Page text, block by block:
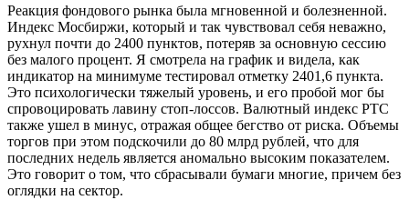
Реакция фондового рынка была мгновенной и болезненной.
Индекс Мосбиржи, который и так чувствовал себя неважно,
рухнул почти до 2400 пунктов, потеряв за основную сессию
без малого процент. Я смотрела на график и видела, как
индикатор на минимуме тестировал отметку 2401,6 пункта.
Это психологически тяжелый уровень, и его пробой мог бы
спровоцировать лавину стоп-лоссов. Валютный индекс РТС
также ушел в минус, отражая общее бегство от риска. Объемы
торгов при этом подскочили до 80 млрд рублей, что для
последних недель является аномально высоким показателем.
Это говорит о том, что сбрасывали бумаги многие, причем без
оглядки на сектор.